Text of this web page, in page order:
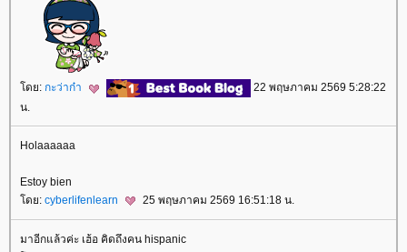
ดย: กะว่าก๋า
22 พฤษภาคม 2569 5:28:22
น.
Holaaaaaa
Estoy bien
ดย: cyberlifenlearn 25 พฤษภาคม 2569 16:51:18 น.
มาอีกแล้วค่ะ เฮ้อ คิดถึงคน hispanic